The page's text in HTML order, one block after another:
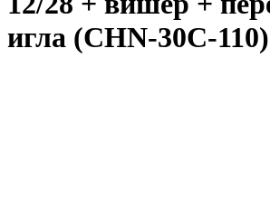
игла (CHN-30C-110)